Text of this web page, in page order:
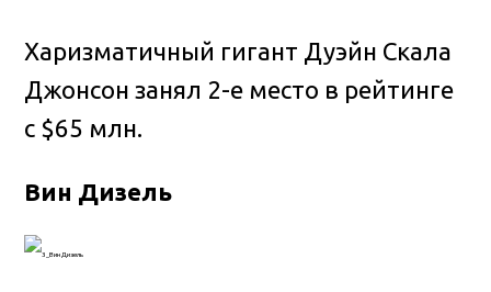
Харизматичный гигант Дуэйн Скала
Джонсон занял 2-е место в рейтинге
с $65 млн.
Вин Дизель